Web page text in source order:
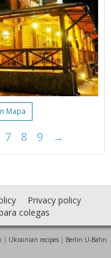
Mapa
7 8 9 →
Privacy policy
colegas
| Ukrainian recipes | Berlin U-Bahn